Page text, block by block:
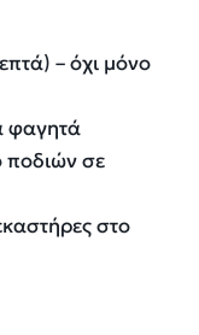
– όχι μόνο
φαγητά
ποδιών σε
στο